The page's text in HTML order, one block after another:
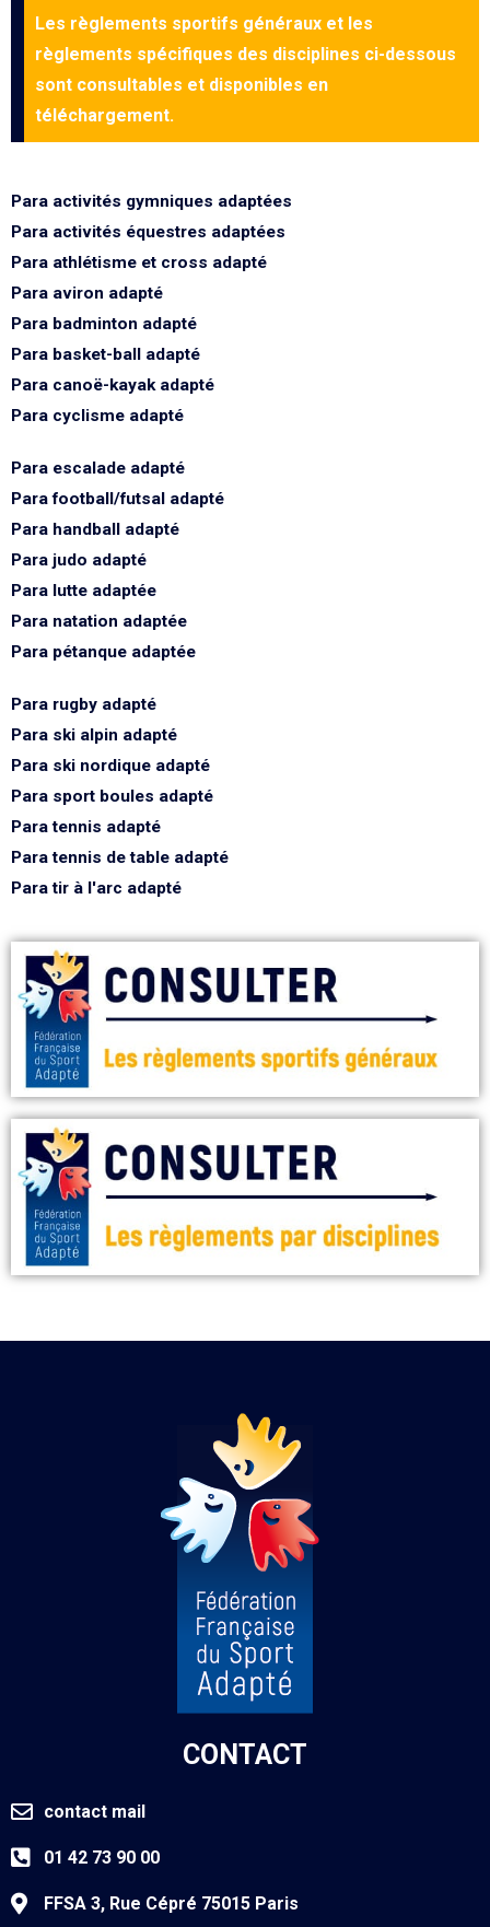
Les règlements sportifs généraux et les
règlements spécifiques des disciplines ci-dessous
sont consultables et disponibles en
téléchargement.
Para activités gymniques adaptées
Para activités équestres adaptées
Para athlétisme et cross adapté
Para aviron adapté
Para badminton adapté
Para basket-ball adapté
Para canoë-kayak adapté
Para cyclisme adapté
Para escalade adapté
Para football/futsal adapté
Para handball adapté
Para judo adapté
Para lutte adaptée
Para natation adaptée
Para pétanque adaptée
Para rugby adapté
Para ski alpin adapté
Para ski nordique adapté
Para sport boules adapté
Para tennis adapté
Para tennis de table adapté
Para tir à l'arc adapté
CONTACT
contact mail
01 42 73 90 00
FFSA 3, Rue Cépré 75015 Paris